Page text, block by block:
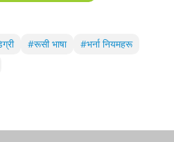
#रूसी भाषा
#भर्ना नियमहरू